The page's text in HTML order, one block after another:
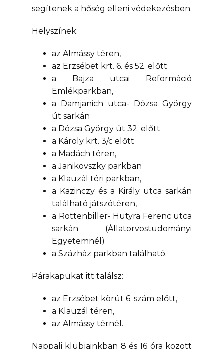
segítenek a hőség elleni védekezésben.
Helyszínek:
az Almássy téren,
az Erzsébet krt. 6. és 52. előtt
a Bajza utcai Reformáció
Emlékparkban,
a Damjanich utca- Dózsa György
út sarkán
a Dózsa György út 32. előtt
a Károly krt. 3/c előtt
a Madách téren,
a Janikovszky parkban
a Klauzál téri parkban,
a Kazinczy és a Király utca sarkán
található játszótéren,
a Rottenbiller- Hutyra Ferenc utca
sarkán (Állatorvostudományi
Egyetemnél)
a Százház parkban található.
Párakapukat itt találsz:
az Erzsébet körút 6. szám előtt,
a Klauzál téren,
az Almássy térnél.
Nappali klubjainkban 8 és 16 óra között